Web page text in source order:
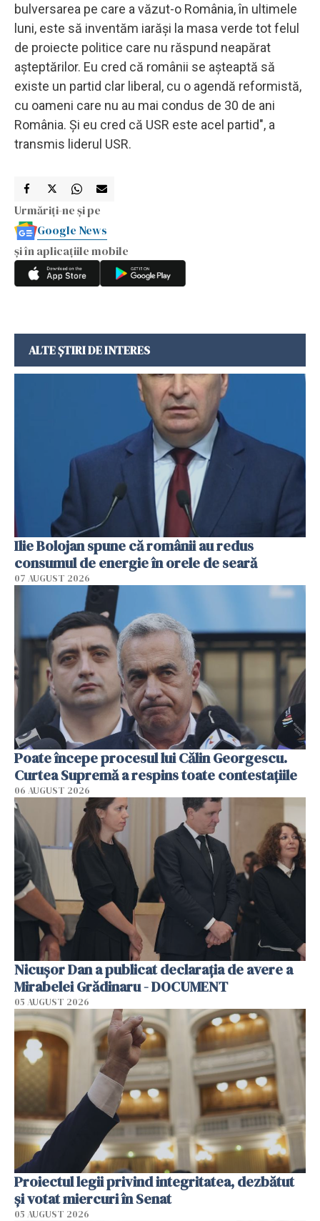
bulversarea pe care a văzut-o România, în ultimele
luni, este să inventăm iarăşi la masa verde tot felul
de proiecte politice care nu răspund neapărat
aşteptărilor. Eu cred că românii se aşteaptă să
existe un partid clar liberal, cu o agendă reformistă,
cu oameni care nu au mai condus de 30 de ani
România. Şi eu cred că USR este acel partid", a
transmis liderul USR.
Urmăriți-ne și pe
Google News
și în aplicațiile mobile
ALTE ȘTIRI DE INTERES
Ilie Bolojan spune că românii au redus
consumul de energie în orele de seară
07 AUGUST 2026
Poate începe procesul lui Călin Georgescu.
Curtea Supremă a respins toate contestațiile
06 AUGUST 2026
Nicușor Dan a publicat declarația de avere a
Mirabelei Grădinaru - DOCUMENT
05 AUGUST 2026
Proiectul legii privind integritatea, dezbătut
şi votat miercuri în Senat
05 AUGUST 2026